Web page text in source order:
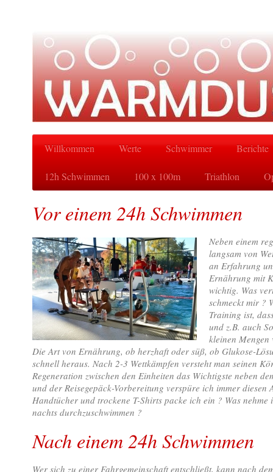
Willkommen Werte Schwimmer Berichte
12h Schwimmen 100 x 100m Triathlon
Vor einem 24h Schwimmen
Neben einem
langsam von
an Erfahrung
Ernährung mit
wichtig. Was
schmeckt mir ?
Training ist,
und z.B. auch
kleinen
Die Art von Ernährung, ob herzhaft oder süß, ob Glukose-
schnell heraus. Nach 2-3 Wettkämpfen versteht man seinen
Regeneration zwischen den Einheiten das Wichtigste neben
und der Reisegepäck-Vorbereitung verspüre ich immer
Handtücher und trockene T-Shirts packe ich ein ? Was
nachts durchzuschwimmen ?
Nach einem 24h Schwimmen
Wer sich zu einer Fahrgemeinschaft entschließt, kann nach